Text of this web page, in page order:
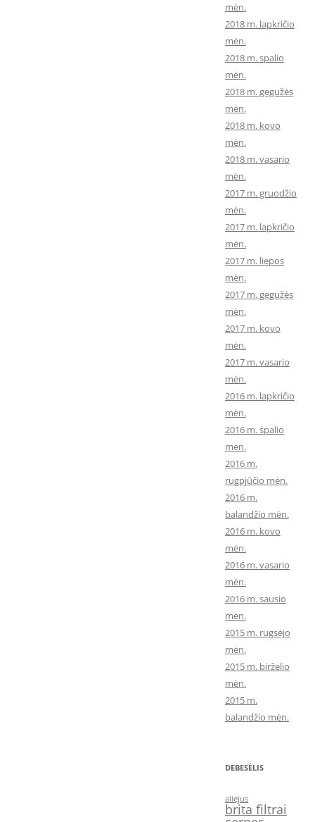
mėn.
2018 m. lapkričio
mėn.
2018 m. spalio
mėn.
2018 m. gegužės
mėn.
2018 m. kovo
mėn.
2018 m. vasario
mėn.
2017 m. gruodžio
mėn.
2017 m. lapkričio
mėn.
2017 m. liepos
mėn.
2017 m. gegužės
mėn.
2017 m. kovo
mėn.
2017 m. vasario
mėn.
2016 m. lapkričio
mėn.
2016 m. spalio
mėn.
2016 m.
rugpjūčio mėn.
2016 m.
balandžio mėn.
2016 m. kovo
mėn.
2016 m. vasario
mėn.
2016 m. sausio
mėn.
2015 m. rugsėjo
mėn.
2015 m. birželio
mėn.
2015 m.
balandžio mėn.
DEBESĖLIS
aliejus
brita filtrai